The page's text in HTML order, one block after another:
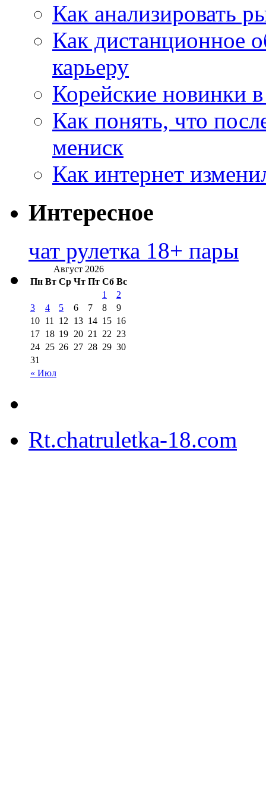
Как анализировать
Как дистанционное
карьеру
Корейские новинки
Как понять, что
мениск
Как интернет
Интересное
чат рулетка 18+ пары
Август 2026
Пн Вт Ср Чт Пт Сб Вс
« Июл
1
2
3
4 5 6 7 8
9
10 11 12 13 14 15 16
17 18 19 20 21 22 23
24 25 26 27 28 29 30
31
Rt.chatruletka-18.com